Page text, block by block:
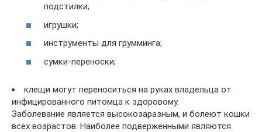
подстилки;
игрушки;
инструменты для грумминга;
сумки-переноски;
клещи могут переноситься на руках владельца от
инфицированного питомца к здоровому.
Заболевание является высокозаразным, и болеют кошки
всех возрастов. Наиболее подверженными являются